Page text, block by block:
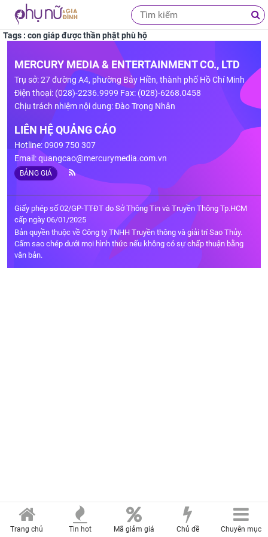
Tags : con giáp được thần phật phù hộ
MERCURY MEDIA & ENTERTAINMENT CO., LTD
Trụ sở: 27 đường A4, phường Bảy Hiền, thành phố Hồ Chí Minh
Điện thoại: (028)-2236.9999 Fax: (028)-6268.0458
Chịu trách nhiệm nội dung: Đào Trọng Nhân
LIÊN HỆ QUẢNG CÁO
Hotline: 0909 750 307
Email:quangcao@mercurymedia.com.vn
BẢNG GIÁ
Giấy phép số 02/GP-TTĐT do Sở Thông Tin và Truyền Thông Tp.HCM
cấp ngày 06/01/2025
Bản quyền thuộc về Công ty TNHH Truyền thông và giải trí Sao Thủy.
Cấm sao chép dưới mọi hình thức nếu không có sự chấp thuận bằng
văn bản.
Trang chủ Tin hot Mã giảm giá Chủ đề Chuyên mục